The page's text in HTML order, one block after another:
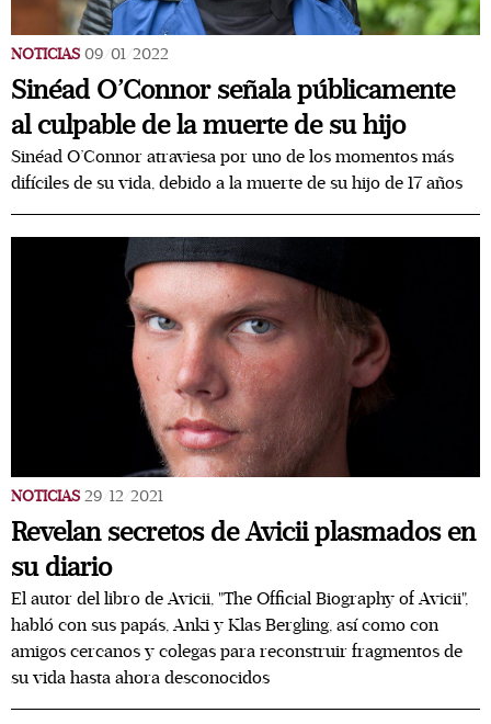
NOTICIAS 09/01/2022
Sinéad O’Connor señala públicamente
al culpable de la muerte de su hijo
Sinéad O’Connor atraviesa por uno de los momentos más
difíciles de su vida, debido a la muerte de su hijo de 17 años
NOTICIAS 29/12/2021
Revelan secretos de Avicii plasmados en
su diario
El autor del libro de Avicii, "The Official Biography of Avicii",
habló con sus papás, Anki y Klas Bergling, así como con
amigos cercanos y colegas para reconstruir fragmentos de
su vida hasta ahora desconocidos